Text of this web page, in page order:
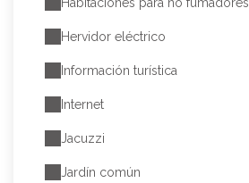
Habitaciones para no fumadores
Hervidor eléctrico
Información turística
Internet
Jacuzzi
Jardín común